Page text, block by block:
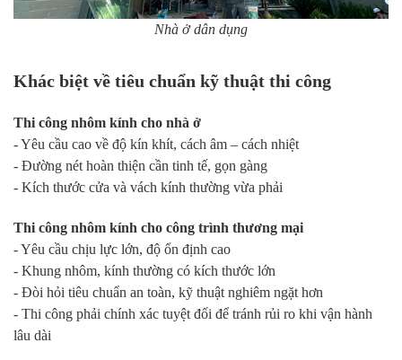
Nhà ở dân dụng
Khác biệt về tiêu chuẩn kỹ thuật thi công
Thi công nhôm kính cho nhà ở
- Yêu cầu cao về độ kín khít, cách âm – cách nhiệt
- Đường nét hoàn thiện cần tinh tế, gọn gàng
- Kích thước cửa và vách kính thường vừa phải
Thi công nhôm kính cho công trình thương mại
- Yêu cầu chịu lực lớn, độ ổn định cao
- Khung nhôm, kính thường có kích thước lớn
- Đòi hỏi tiêu chuẩn an toàn, kỹ thuật nghiêm ngặt hơn
- Thi công phải chính xác tuyệt đối để tránh rủi ro khi vận hành
lâu dài